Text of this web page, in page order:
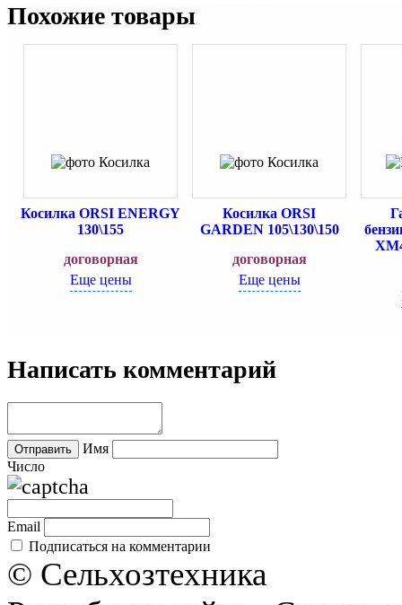
Похожие товары
Косилка ORSI ENERGY
130\155
договорная
Еще цены
Косилка ORSI
GARDEN 105\130\150
договорная
Еще цены
Написать комментарий
Имя
Число
Email
Подписаться на комментарии
© Сельхозтехника